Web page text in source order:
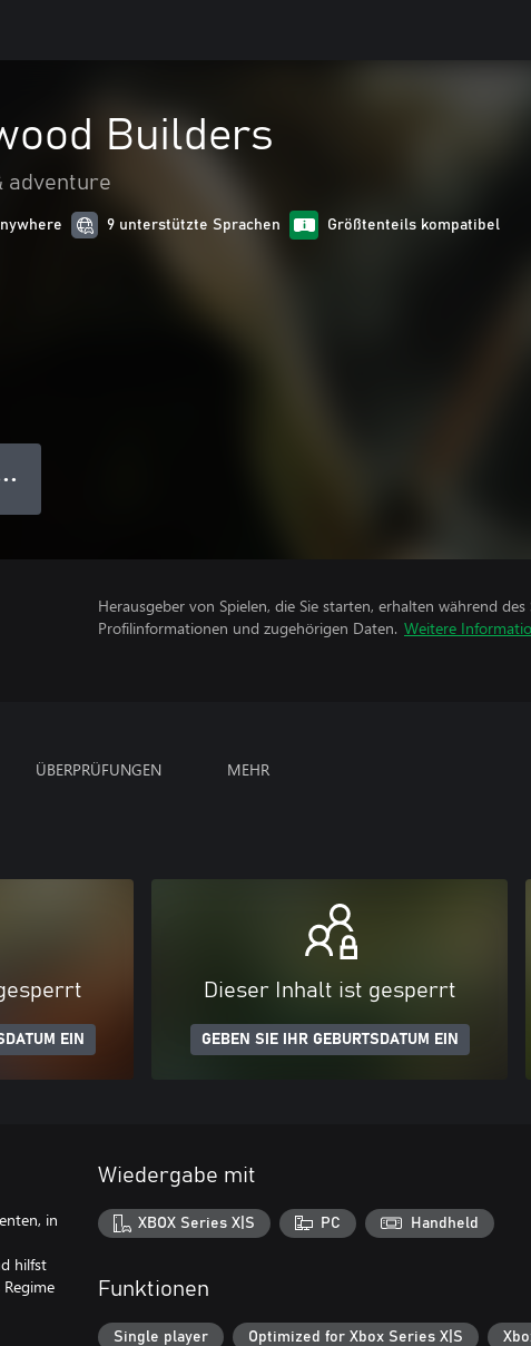
Builders
adventure
9 unterstützte Sprachen Größtenteils kompatibel
● ●
Herausgeber von Spielen, die Sie starten, erhalten während
Profilinformationen und zugehörigen Daten. Weitere
ÜBERPRÜFUNGEN MEHR
EIN
Dieser Inhalt ist gesperrt
GEBEN SIE IHR GEBURTSDATUM EIN
in
hilfst
Wiedergabe mit
XBOX Series X|S PC Handheld
Funktionen
Single player Optimized for Xbox Series X|S